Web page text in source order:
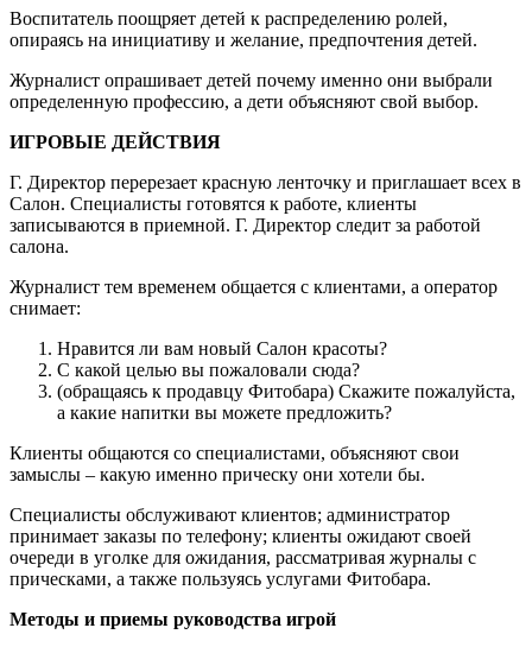
Воспитатель поощряет детей к распределению ролей,
опираясь на инициативу и желание, предпочтения детей.
Журналист опрашивает детей почему именно они выбрали
определенную профессию, а дети объясняют свой выбор.
ИГРОВЫЕ ДЕЙСТВИЯ
Г. Директор перерезает красную ленточку и приглашает всех в
Салон. Специалисты готовятся к работе, клиенты
записываются в приемной. Г. Директор следит за работой
салона.
Журналист тем временем общается с клиентами, а оператор
снимает:
Нравится ли вам новый Салон красоты?
С какой целью вы пожаловали сюда?
(обращаясь к продавцу Фитобара) Скажите пожалуйста,
а какие напитки вы можете предложить?
Клиенты общаются со специалистами, объясняют свои
замыслы – какую именно прическу они хотели бы.
Специалисты обслуживают клиентов; администратор
принимает заказы по телефону; клиенты ожидают своей
очереди в уголке для ожидания, рассматривая журналы с
прическами, а также пользуясь услугами Фитобара.
Методы и приемы руководства игрой